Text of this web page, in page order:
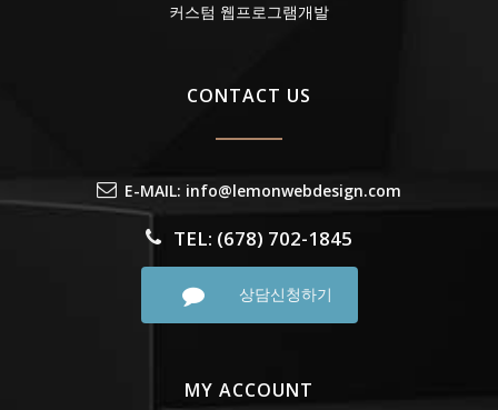
커스텀 웹프로그램개발
CONTACT US
E-MAIL: info@lemonwebdesign.com
TEL: (678) 702-1845
상담신청하기
MY ACCOUNT